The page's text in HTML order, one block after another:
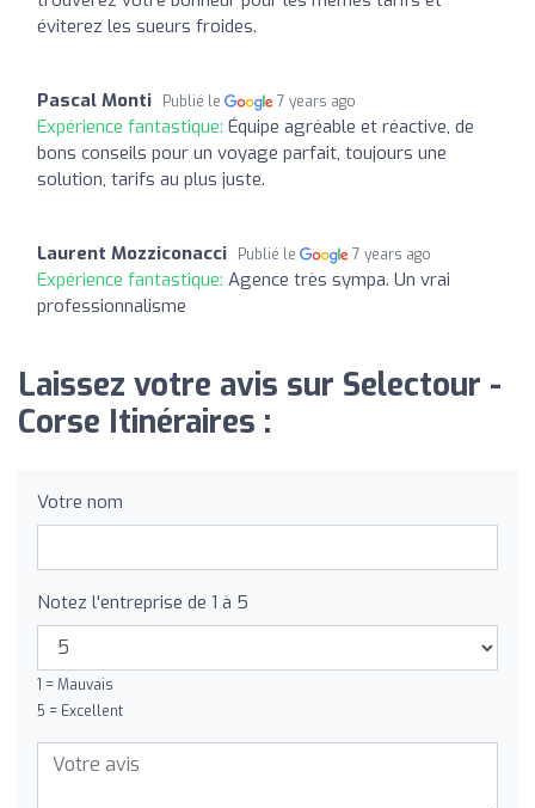
éviterez les sueurs froides.
Pascal Monti Publié le 7 years ago
Expérience fantastique: Équipe agréable et réactive, de
bons conseils pour un voyage parfait, toujours une
solution, tarifs au plus juste.
Laurent Mozziconacci Publié le 7 years ago
Expérience fantastique: Agence très sympa. Un vrai
professionnalisme
Laissez votre avis sur Selectour -
Corse Itinéraires :
Votre nom
Notez l'entreprise de 1 à 5
1 = Mauvais
5 = Excellent